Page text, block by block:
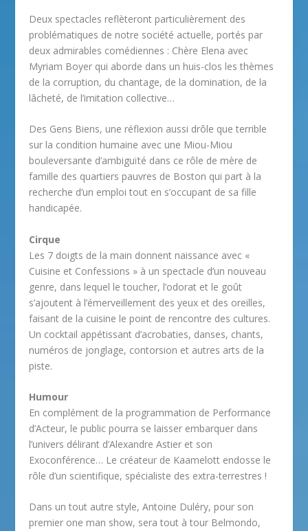
Deux spectacles reflèteront particulièrement des
problématiques de notre société actuelle, portés par
deux admirables comédiennes : Chère Elena avec
Myriam Boyer qui aborde dans un huis-clos les thèmes
de la corruption, du chantage, de la domination, de la
lâcheté, de l’imitation collective…
Des Gens Biens, une réflexion aussi drôle que terrible
sur la condition humaine avec une Miou-Miou
bouleversante d’ambiguïté dans ce rôle de mère de
famille des quartiers pauvres de Boston qui part à la
recherche d’un emploi tout en s’occupant de sa fille
handicapée.
Cirque
Les 7 doigts de la main donnent naissance avec «
Cuisine et Confessions » à un spectacle d’un nouveau
genre, dans lequel le toucher, l’odorat et le goût
s’ajoutent à l’émerveillement des yeux et des oreilles,
faisant de la cuisine le point de rencontre des cultures.
Un cocktail appétissant d’acrobaties, danses, chants,
numéros de jonglage, contorsion et autres arts de la
piste.
Humour
En complément de la programmation de Performance
d’Acteur, le public pourra se laisser embarquer dans
l’univers délirant d’Alexandre Astier et son
Exoconférence… Le créateur de Kaamelott endosse le
rôle d’un scientifique, spécialiste des extra-terrestres !
Dans un tout autre style, Antoine Duléry, pour son
premier one man show, sera tout à tour Belmondo,